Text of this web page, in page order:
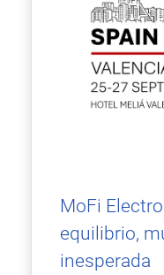
MoFi
equilibrio,
inesperada